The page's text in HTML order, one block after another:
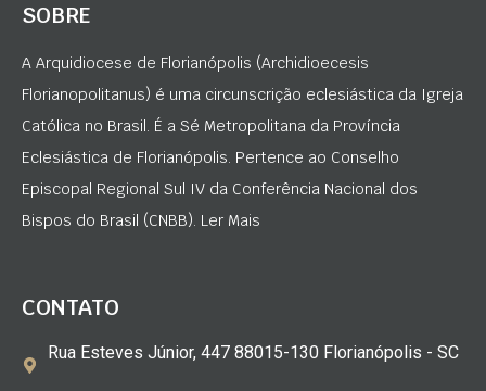
SOBRE
A Arquidiocese de Florianópolis (Archidioecesis
Florianopolitanus) é uma circunscrição eclesiástica da Igreja
Católica no Brasil. É a Sé Metropolitana da Província
Eclesiástica de Florianópolis. Pertence ao Conselho
Episcopal Regional Sul IV da Conferência Nacional dos
Bispos do Brasil (CNBB). Ler Mais
CONTATO
Rua Esteves Júnior, 447 88015-130 Florianópolis - SC